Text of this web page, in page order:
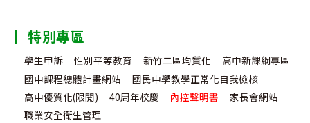
特別專區
學生申訴 性別平等教育 新竹二區均質化
高中新課綱專區
國中課程總體計畫網站
國民中學教學正常化自我檢核
高中優質化(限閱)
40周年校慶 內控聲明書
家長會網站
職業安全衛生管理